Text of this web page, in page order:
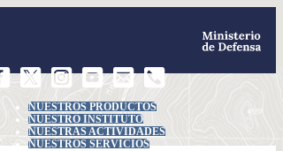
NUESTROS PRODUCTOS
NUESTRO INSTITUTO
NUESTRAS ACTIVIDADES
NUESTROS SERVICIOS